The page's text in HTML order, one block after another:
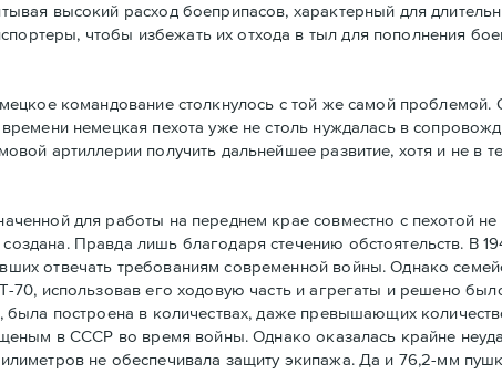
высокий расход боеприпасов, характерный для
чтобы избежать их отхода в тыл для пополнения
командование столкнулось с той же самой проблемой.
немецкая пехота уже не столь нуждалась в
артиллерии получить дальнейшее развитие, хотя и не в
для работы на переднем крае совместно с пехотой
Правда лишь благодаря стечению обстоятельств. В
отвечать требованиям современной войны. Однако
использовав его ходовую часть и агрегаты и решено
была построена в количествах, даже превышающих
в СССР во время войны. Однако оказалась крайне
не обеспечивала защиту экипажа. Да и 76,2-мм